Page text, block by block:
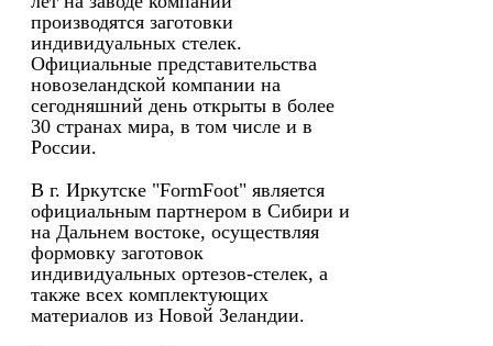
производятся заготовки
индивидуальных стелек.
Официальные представительства
новозеландской компании на
сегодняшний день открыты в более
30 странах мира, в том числе и в
России.
В г. Иркутске "FormFoot" является
официальным партнером в Сибири и
на Дальнем востоке, осуществляя
формовку заготовок
индивидуальных ортезов-стелек, а
также всех комплектующих
материалов из Новой Зеландии.